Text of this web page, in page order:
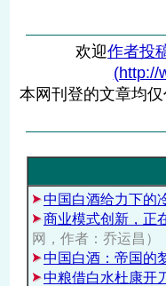
欢迎作者投
(http://
本网刊登的文章均
中国白酒给力下的
商业模式创新，正
网，作者：乔运昌）
中国白酒：帝国的
中粮借白水杜康开